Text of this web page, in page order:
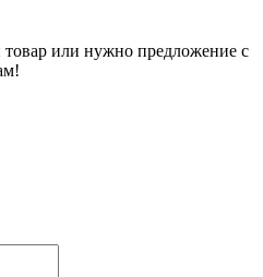
или нужно предложение с